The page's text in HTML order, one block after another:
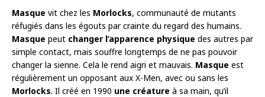
Masque vit chez les Morlocks, communauté de mutants
réfugiés dans les égouts par crainte du regard des humains.
Masque peut changer l’apparence physique des autres par
simple contact, mais souffre longtemps de ne pas pouvoir
changer la sienne. Cela le rend aigri et mauvais. Masque est
régulièrement un opposant aux X-Men, avec ou sans les
Morlocks. Il créé en 1990 une créature à sa main, qu’il